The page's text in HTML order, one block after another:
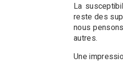
La
reste des
nous
autres.
Une